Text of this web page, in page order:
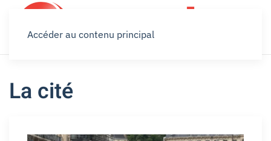
Accéder au contenu principal
La cité